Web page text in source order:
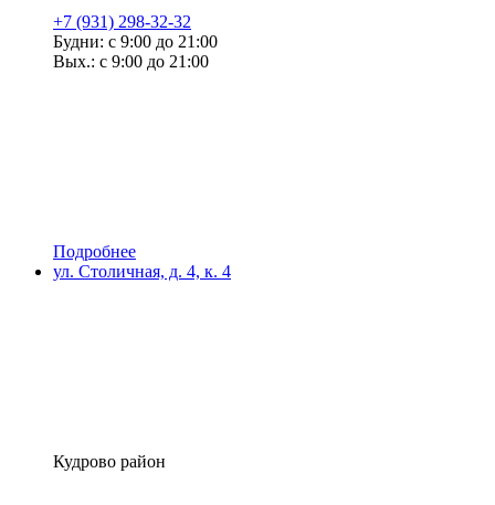
+7 (931) 298-32-32
Будни: с 9:00 до 21:00
Вых.: с 9:00 до 21:00
Подробнее
ул. Столичная, д. 4, к. 4
Кудрово район